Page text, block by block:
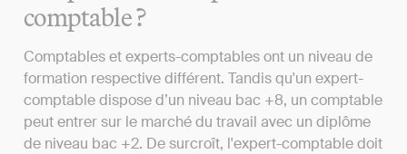
comptable ?
Comptables et experts-comptables ont un niveau de
formation respective différent. Tandis qu'un expert-
comptable dispose d’un niveau bac +8, un comptable
peut entrer sur le marché du travail avec un diplôme
de niveau bac +2. De surcroît, l'expert-comptable doit